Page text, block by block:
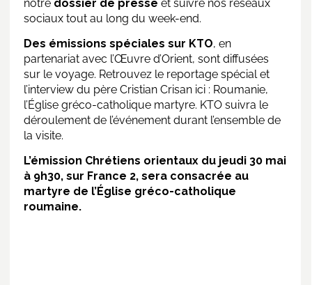
notre dossier de presse et suivre nos réseaux
sociaux tout au long du week-end.
Des émissions spéciales sur KTO, en
partenariat avec l’Œuvre d’Orient, sont diffusées
sur le voyage. Retrouvez le reportage spécial et
l’interview du père Cristian Crisan ici : Roumanie,
l’Église gréco-catholique martyre. KTO suivra le
déroulement de l’événement durant l’ensemble de
la visite.
L’émission Chrétiens orientaux du jeudi 30 mai
à 9h30, sur France 2, sera consacrée au
martyre de l’Église gréco-catholique
roumaine.